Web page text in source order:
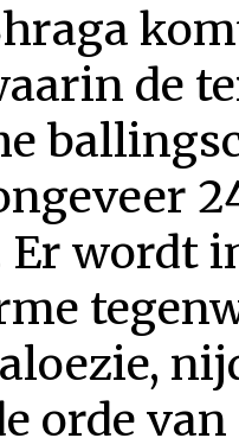
de
Er wordt
orde van